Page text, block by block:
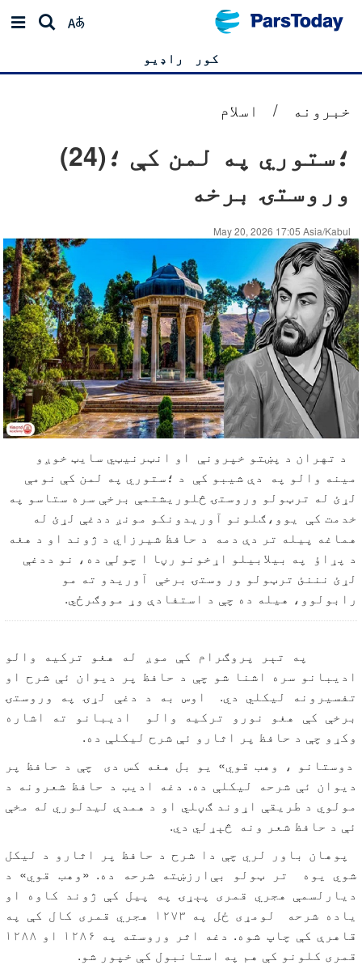
کور راډیو
خبرونه / اسلام
؛ستوري په لمن کې ؛(24)
وروستۍ برخه
May 20, 2026 17:05 Asia/Kabul
د تهران د پښتو خپرونې او انټرنیټي سایټ خوږو
مینه والو په دې شیبو کې د ؛ستوري په لمن کې نومې
لړئ له ترټولو وروستۍ څلوریشتمې برخې سره ستاسو په
خدمت کې یوو،ګلونو آوریدونکو مونږ ددغې لړئ له
هماغه پیله تر دې دمه د حافظ شیرزاي د ژوند او د هغه
د پړاؤ په بیلابیلو اړخونو رڼا ا چولې ده، نو ددغې
لړئ نننئ ترټولو ور وستۍ برخې آوریدو ته مو
رابولوو، هیله ده چې د استفادې وړ مووګرځي.
په تېر پروګرام کې موږ له هغو ترکيه والو
ادیبانو سره اشنا شو چې د حافظ پر دیوان ئې شرح او
تفسیرونه لیکلي دي. اوس به د دغې لړۍ په وروستۍ
برخې کې هغو نورو ترکيه والو ادیبانو ته اشاره
وکړو چې د حافظ پر اثارو ئې شرح لیکلې ده.
دوستانو ، وهب قوي» یو بل هغه کس دی چې د حافظ پر
دیوان ئې شرحه لیکلې ده. دغه ادیب د حافظ شعرونه د
مولوي د طریقې اړوند ګڼلي او د همدې لیدلوري له مخې
ئې د حافظ شعر ونه څېړلي دي.
پوهان باور لري چې دا شرح د حافظ پر اثارو د لیکل
شوي یوه تر ټولو بې‌ارزښته شرحه ده. «وهب قوي» د
دیارلسمې هجري قمری پېړۍ په پیل کې ژوند کاوه او
یاده شرحه لومړی ځل په ۱۲۷۳ هجري قمری کال کې په
قاهرې کې چاپ شوه. دغه اثر وروسته په ۱۲۸۶ او ۱۲۸۸
قمری کلونو کې هم په استانبول کې خپور شو.